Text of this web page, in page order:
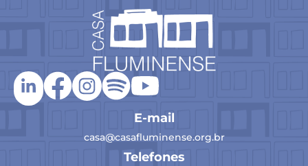
E-mail
casa@casafluminense.org.br
Telefones